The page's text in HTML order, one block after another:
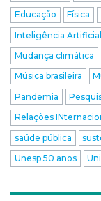
Educação
Física
Inteligência Artificial
Mudança climática
Música brasileira
Pandemia
Relações
saúde pública
Unesp 50 anos